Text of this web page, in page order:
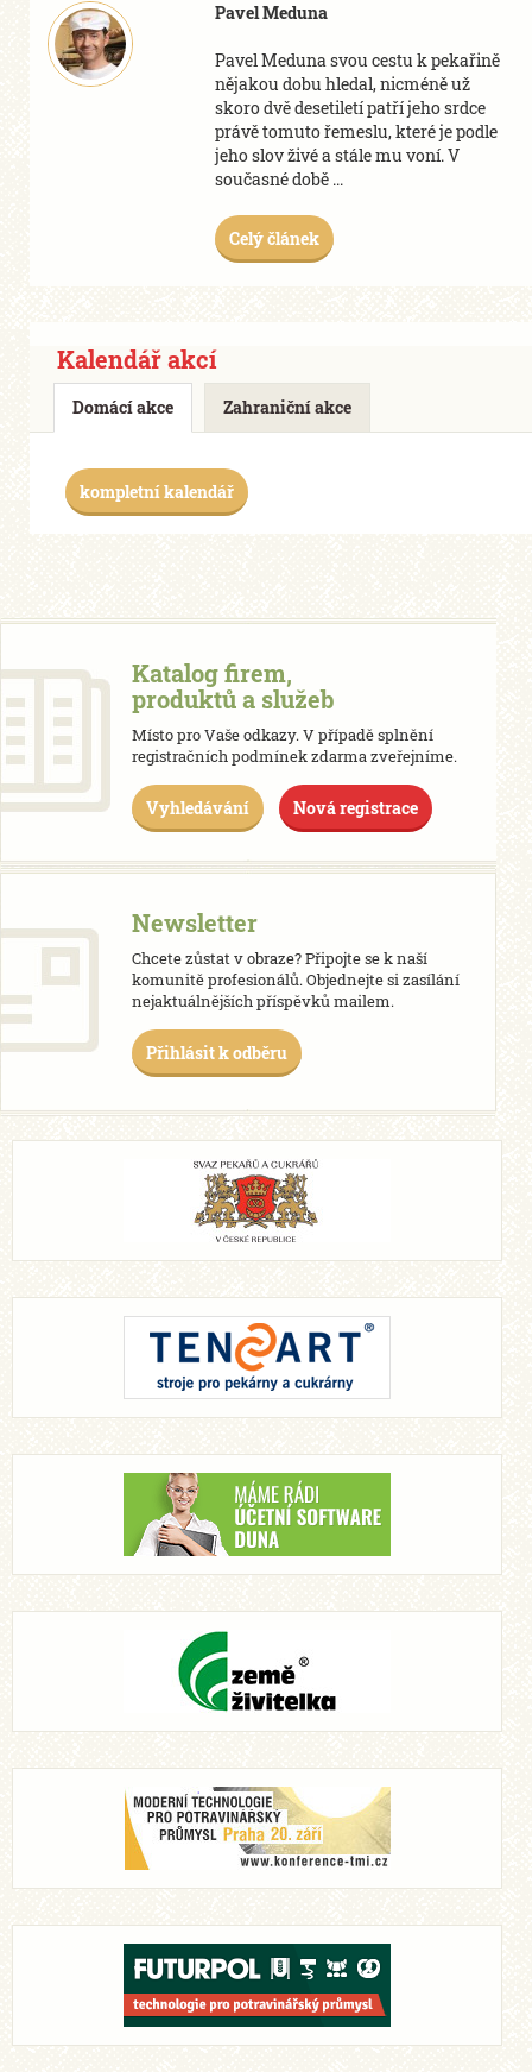
Pavel Meduna
Pavel Meduna svou cestu k pekařině
nějakou dobu hledal, nicméně už
skoro dvě desetiletí patří jeho srdce
právě tomuto řemeslu, které je podle
jeho slov živé a stále mu voní. V
současné době ...
Celý článek
Kalendář akcí
Domácí akce Zahraniční akce
kompletní kalendář
Katalog firem,
produktů a služeb
Místo pro Vaše odkazy. V případě splnění
registračních podmínek zdarma zveřejníme.
Vyhledávání Nová registrace
Newsletter
Chcete zůstat v obraze? Připojte se k naší
komunitě profesionálů. Objednejte si zasílání
nejaktuálnějších příspěvků mailem.
Přihlásit k odběru